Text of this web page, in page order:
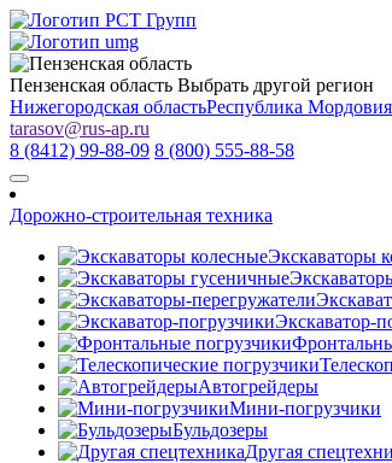
Пензенская область Выбрать другой регион
Нижегородская областьРеспублика Мордовия
tarasov@rus-ap.ru
8 (8412) 99-88-09 8 (800) 555-88-58
Дорожно-строительная техника
Экскаваторы
Экскаватор-
Автогрейдеры
Мини-погрузчики
Бульдозеры
Другая